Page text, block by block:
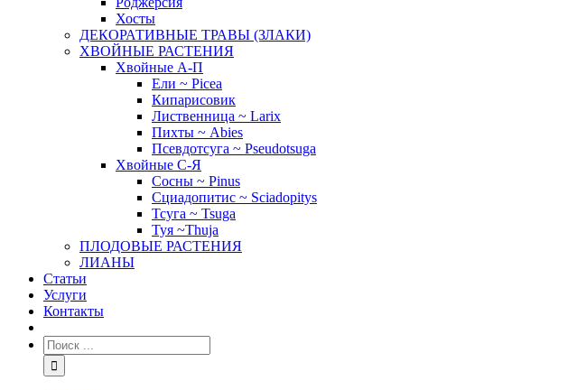
Хосты
ДЕКОРАТИВНЫЕ ТРАВЫ (ЗЛАКИ)
ХВОЙНЫЕ РАСТЕНИЯ
Хвойные А-П
Ели ~ Picea
Кипарисовик
Лиственница ~ Larix
Пихты ~ Abies
Псевдотсуга ~ Pseudotsuga
Хвойные С-Я
Сосны ~ Pinus
Сциадопитис ~ Sciadopitys
Тсуга ~ Tsuga
Туя ~Thuja
ПЛОДОВЫЕ РАСТЕНИЯ
ЛИАНЫ
Статьи
Услуги
Контакты